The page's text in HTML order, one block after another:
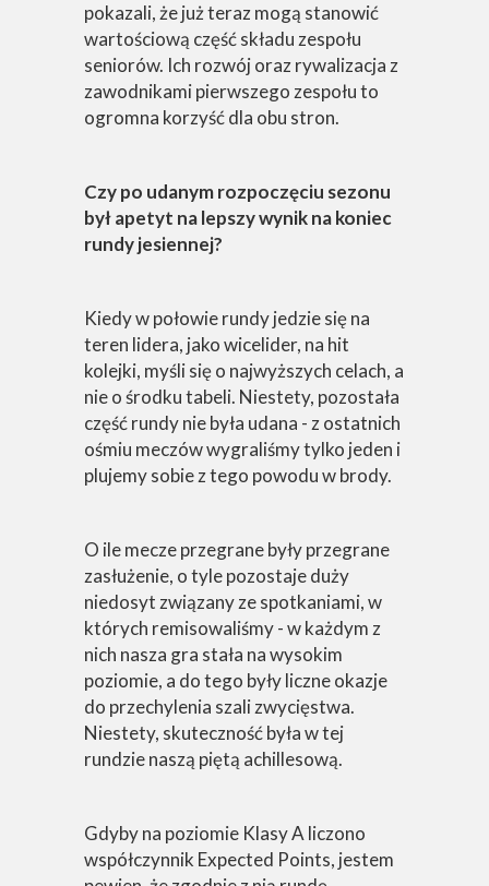
pokazali, że już teraz mogą stanowić
wartościową część składu zespołu
seniorów. Ich rozwój oraz rywalizacja z
zawodnikami pierwszego zespołu to
ogromna korzyść dla obu stron.
Czy po udanym rozpoczęciu sezonu
był apetyt na lepszy wynik na koniec
rundy jesiennej?
Kiedy w połowie rundy jedzie się na
teren lidera, jako wicelider, na hit
kolejki, myśli się o najwyższych celach, a
nie o środku tabeli. Niestety, pozostała
część rundy nie była udana - z ostatnich
ośmiu meczów wygraliśmy tylko jeden i
plujemy sobie z tego powodu w brody.
O ile mecze przegrane były przegrane
zasłużenie, o tyle pozostaje duży
niedosyt związany ze spotkaniami, w
których remisowaliśmy - w każdym z
nich nasza gra stała na wysokim
poziomie, a do tego były liczne okazje
do przechylenia szali zwycięstwa.
Niestety, skuteczność była w tej
rundzie naszą piętą achillesową.
Gdyby na poziomie Klasy A liczono
współczynnik Expected Points, jestem